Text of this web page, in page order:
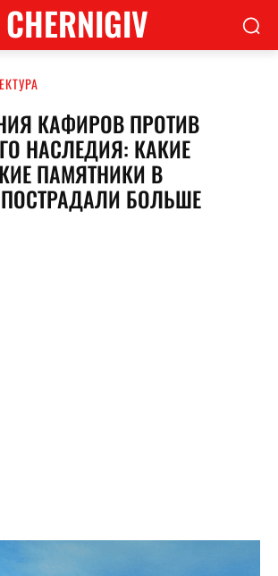
CHERNIGIV
КАФИРОВ ПРОТИВ
НАСЛЕДИЯ: КАКИЕ
ПАМЯТНИКИ В
БОЛЬШЕ